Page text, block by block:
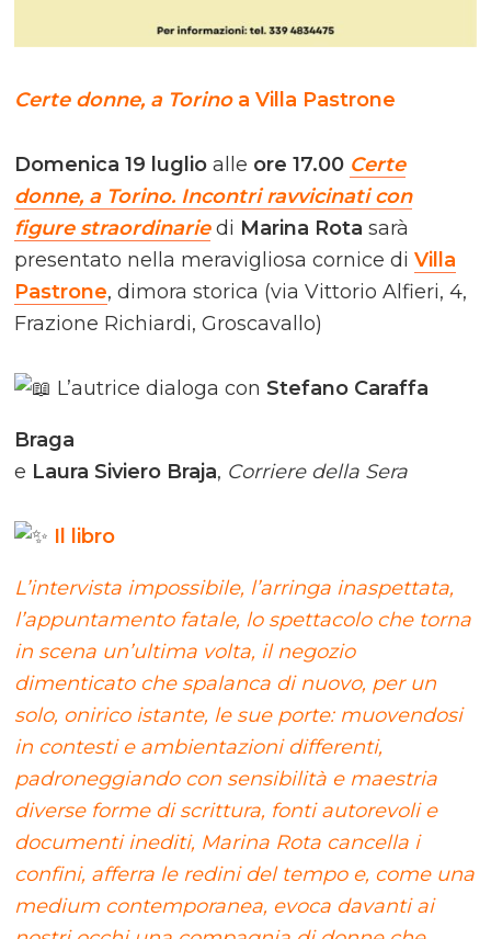
Certe donne, a Torinoa Villa Pastrone
Domenica 19 luglio alle ore 17.00 Certe
donne, a Torino. Incontri ravvicinati con
figure straordinariedi Marina Rota sarà
presentato nella meravigliosa cornice diVilla
Pastrone, dimora storica (via Vittorio Alfieri, 4,
Frazione Richiardi, Groscavallo)
L’autrice dialoga con Stefano Caraffa
Braga
e Laura Siviero Braja, Corriere della Sera
Il libro
L’intervista impossibile, l’arringa inaspettata,
l’appuntamento fatale, lo spettacolo che torna
in scena un’ultima volta, il negozio
dimenticato che spalanca di nuovo, per un
solo, onirico istante, le sue porte: muovendosi
in contesti e ambientazioni differenti,
padroneggiando con sensibilità e maestria
diverse forme di scrittura, fonti autorevoli e
documenti inediti, Marina Rota cancella i
confini, afferra le redini del tempo e, come una
medium contemporanea, evoca davanti ai